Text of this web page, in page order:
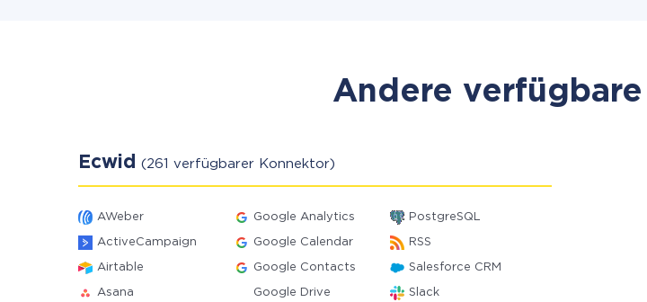
Andere
Ecwid (261 verfügbarer Konnektor)
AWeber Google Analytics PostgreSQL
ActiveCampaign Google Calendar RSS
Airtable Google Contacts Salesforce CRM
Asana Google Drive Slack